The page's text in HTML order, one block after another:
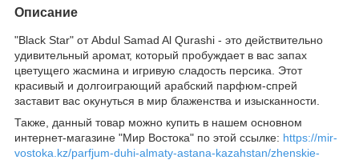
Описание
"Black Star" от Abdul Samad Al Qurashi - это действительно
удивительный аромат, который пробуждает в вас запах
цветущего жасмина и игривую сладость персика. Этот
красивый и долгоиграющий арабский парфюм-спрей
заставит вас окунуться в мир блаженства и изысканности.
Также, данный товар можно купить в нашем основном
интернет-магазине "Мир Востока" по этой ссылке: https://mir-
vostoka.kz/parfjum-duhi-almaty-astana-kazahstan/zhenskie-